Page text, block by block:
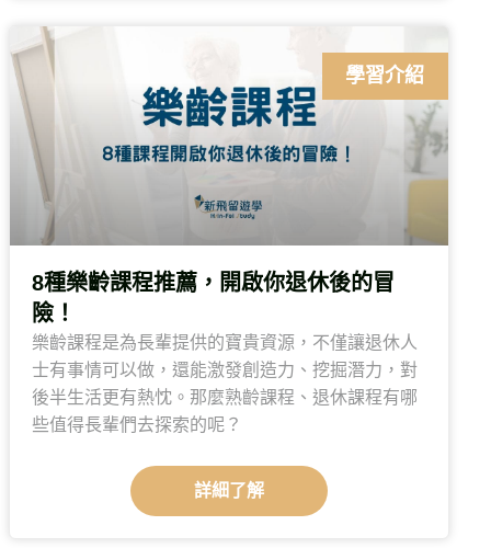
學習介紹
8種樂齡課程推薦，開啟你退休後的冒
險！
樂齡課程是為長輩提供的寶貴資源，不僅讓退休人
士有事情可以做，還能激發創造力、挖掘潛力，對
後半生活更有熱忱。那麼熟齡課程、退休課程有哪
些值得長輩們去探索的呢？
詳細了解